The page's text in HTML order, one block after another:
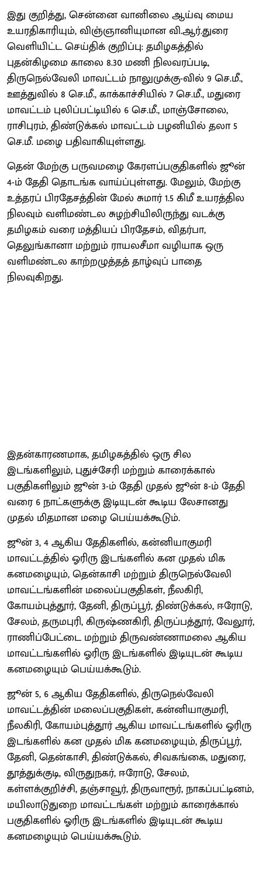
இது குறித்து, சென்னை வானிலை ஆய்வு மைய
உயரதிகாரியும், விஞ்ஞானியுமான வி.ஆர்.துரை
வெளியிட்ட செய்திக் குறிப்பு: தமிழகத்தில்
புதன்கிழமை காலை 8.30 மணி நிலவரப்படி,
திருநெல்வேலி மாவட்டம் நாலுமுக்கு-வில் 9 செ.மீ.,
ஊத்துவில் 8 செ.மீ., காக்காச்சியில் 7 செ.மீ., மதுரை
மாவட்டம் புலிப்பட்டியில் 6 செ.மீ., மாஞ்சோலை,
ராசிபுரம், திண்டுக்கல் மாவட்டம் பழனியில் தலா 5
செ.மீ. மழை பதிவாகியுள்ளது.
தென் மேற்கு பருவமழை கேரளப்பகுதிகளில் ஜூன்
4-ம் தேதி தொடங்க வாய்ப்புள்ளது. மேலும், மேற்கு
உத்தரப் பிரதேசத்தின் மேல் சுமார் 1.5 கிமீ உயரத்தில
நிலவும் வளிமண்டல சுழற்சியிலிருந்து வடக்கு
தமிழகம் வரை மத்தியப் பிரதேசம், விதர்பா,
தெலுங்கானா மற்றும் ராயலசீமா வழியாக ஒரு
வளிமண்டல காற்றழுத்தத் தாழ்வுப் பாதை
நிலவுகிறது.
இதன்காரணமாக, தமிழகத்தில் ஒரு சில
இடங்களிலும், புதுச்சேரி மற்றும் காரைக்கால்
பகுதிகளிலும் ஜூன் 3-ம் தேதி முதல் ஜூன் 8-ம் தேதி
வரை 6 நாட்களுக்கு இடியுடன் கூடிய லேசானது
முதல் மிதமான மழை பெய்யக்கூடும்.
ஜூன் 3, 4 ஆகிய தேதிகளில், கன்னியாகுமரி
மாவட்டத்தில் ஓரிரு இடங்களில் கன முதல் மிக
கனமழையும், தென்காசி மற்றும் திருநெல்வேலி
மாவட்டங்களின் மலைப்பகுதிகள், நீலகிரி,
கோயம்புத்தூர், தேனி, திருப்பூர், திண்டுக்கல், ஈரோடு,
சேலம், தருமபுரி, கிருஷ்ணகிரி, திருப்பத்தூர், வேலூர்,
ராணிப்பேட்டை மற்றும் திருவண்ணாமலை ஆகிய
மாவட்டங்களில் ஓரிரு இடங்களில் இடியுடன் கூடிய
கனமழையும் பெய்யக்கூடும்.
ஜூன் 5, 6 ஆகிய தேதிகளில், திருநெல்வேலி
மாவட்டத்தின் மலைப்பகுதிகள், கன்னியாகுமரி,
நீலகிரி, கோயம்புத்தூர் ஆகிய மாவட்டங்களில் ஓரிரு
இடங்களில் கன முதல் மிக கனமழையும், திருப்பூர்,
தேனி, தென்காசி, திண்டுக்கல், சிவகங்கை, மதுரை,
தூத்துக்குடி, விருதுநகர், ஈரோடு, சேலம்,
கள்ளக்குறிச்சி, தஞ்சாவூர், திருவாரூர், நாகப்பட்டினம்,
மயிலாடுதுறை மாவட்டங்கள் மற்றும் காரைக்கால்
பகுதிகளில் ஓரிரு இடங்களில் இடியுடன் கூடிய
கனமழையும் பெய்யக்கூடும்.